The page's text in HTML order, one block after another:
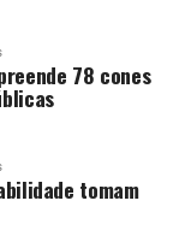
78 cones
tomam